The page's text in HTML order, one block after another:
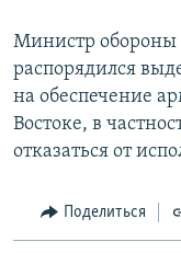
Министр обороны
распорядился
на обеспечение
Востоке, в
отказаться от
Поделиться